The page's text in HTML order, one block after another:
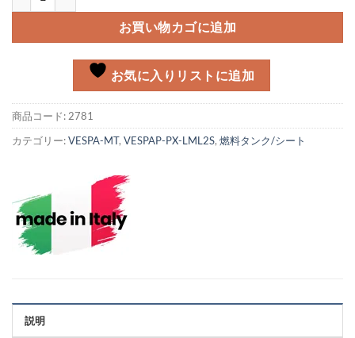
お買い物カゴに追加
お気に入りリストに追加
商品コード:2781
カテゴリー:VESPA-MT, VESPAP-PX-LML2S, 燃料タンク/シート
説明